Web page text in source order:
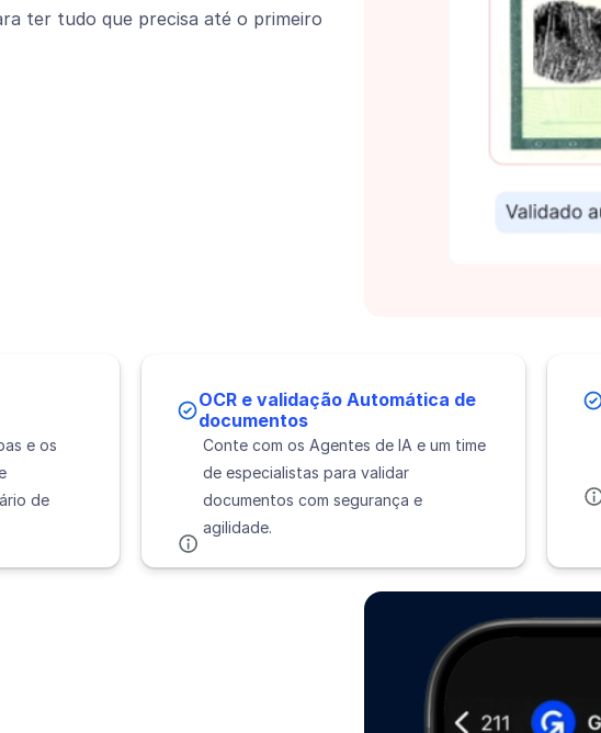
ter tudo que precisa até o primeiro
e os
de
OCR e validação Automática de
documentos
Conte com os Agentes de IA e um time
de especialistas para validar
documentos com segurança e
agilidade.